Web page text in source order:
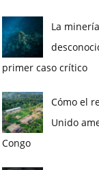
La
primer caso crítico
Cómo el
Unido
Congo